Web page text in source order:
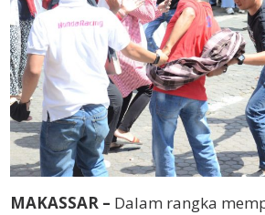
MAKASSAR – Dalam rangka